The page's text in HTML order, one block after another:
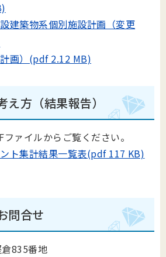
建築物系個別施設計画（変更
画）(pdf 2.12 MB)
え方（結果報告）
ァイルからご覧ください。
ト集計結果一覧表(pdf 117 KB)
問合せ
835番地